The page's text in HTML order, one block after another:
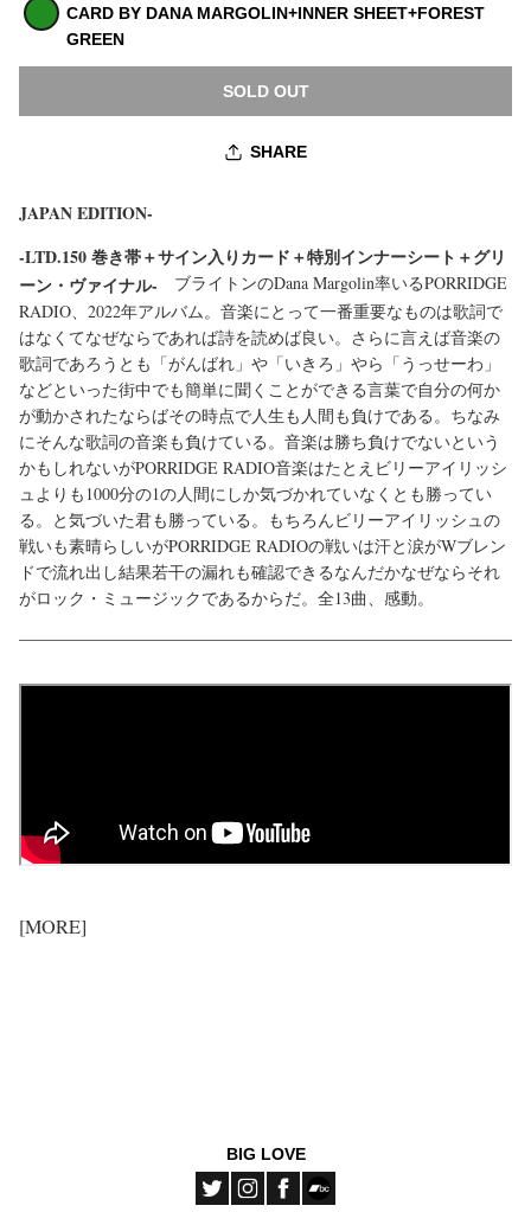
CARD BY DANA MARGOLIN+INNER SHEET+FOREST
GREEN
上
限
ま
SOLD OUT
SHARE
JAPAN EDITION-
-LTD.150 巻き帯＋サイン入りカード＋特別インナーシート＋グリ
ーン・ヴァイナル- ブライトンのDana Margolin率いるPORRIDGE
RADIO、2022年アルバム。音楽にとって一番重要なものは歌詞で
はなくてなぜならであれば詩を読めば良い。さらに言えば音楽の
歌詞であろうとも「がんばれ」や「いきろ」やら「うっせーわ」
などといった街中でも簡単に聞くことができる言葉で自分の何か
が動かされたならばその時点で人生も人間も負けである。ちなみ
にそんな歌詞の音楽も負けている。音楽は勝ち負けでないという
かもしれないがPORRIDGE RADIO音楽はたとえビリーアイリッシ
ュよりも1000分の1の人間にしか気づかれていなくとも勝ってい
る。と気づいた君も勝っている。もちろんビリーアイリッシュの
戦いも素晴らしいがPORRIDGE RADIOの戦いは汗と涙がWブレン
ドで流れ出し結果若干の漏れも確認できるなんだかなぜならそれ
がロック・ミュージックであるからだ。全13曲、感動。
[MORE]
BIG LOVE